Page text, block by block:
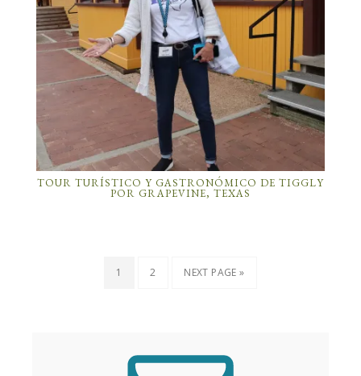
TOUR TURÍSTICO Y GASTRONÓMICO DE TIGGLY
POR GRAPEVINE, TEXAS
1 2 NEXT PAGE »